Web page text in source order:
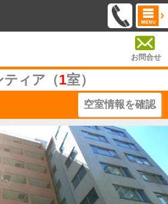
お問合せ
ィア（1室）
空室情報を確認